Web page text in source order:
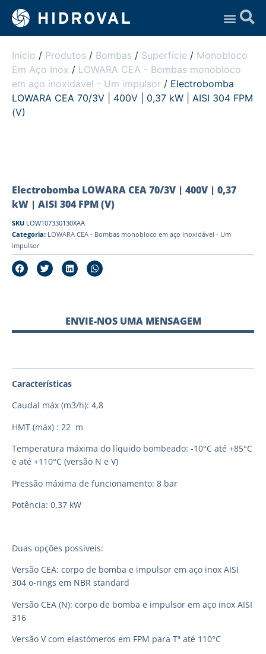
Início / Produtos / Bombas / Superfície / Monobloco
Em Aço Inox / LOWARA CEA - Bombas monobloco
em aço inoxidável - Um impulsor / Electrobomba
LOWARA CEA 70/3V | 400V | 0,37 kW | AISI 304 FPM
(V)
Electrobomba LOWARA CEA 70/3V | 400V | 0,37
kW | AISI 304 FPM (V)
SKU LOW107330130XAA
Categoria: LOWARA CEA - Bombas monobloco em aço inoxidável - Um
impulsor
ENVIE-NOS UMA MENSAGEM
Características
Caudal máx (m3/h): 4,8
HMT (máx) : 22 m
Temperatura máxima do líquido bombeado: -10°C até +85°C
e até +110°C (versão N e V)
Pressão máxima de funcionamento: 8 bar
Potência: 0,37 kW
Duas opções possíveis:
Versão CEA: corpo de bomba e impulsor em aço inox AISI
304 o-rings em NBR standard
Versão CEA (N): corpo de bomba e impulsor em aço inox AISI
316
Versão V com elastómeros em FPM para Tª até 110°C